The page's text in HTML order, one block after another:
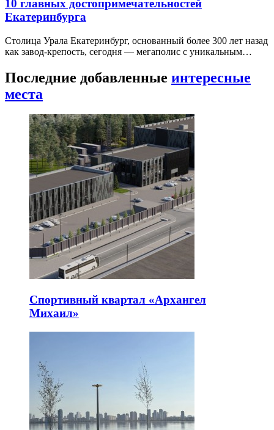
10 главных достопримечательностей
Екатеринбурга
Столица Урала Екатеринбург, основанный более 300 лет назад
как завод-крепость, сегодня — мегаполис с уникальным…
Последние добавленные интересные
места
Спортивный квартал «Архангел
Михаил»